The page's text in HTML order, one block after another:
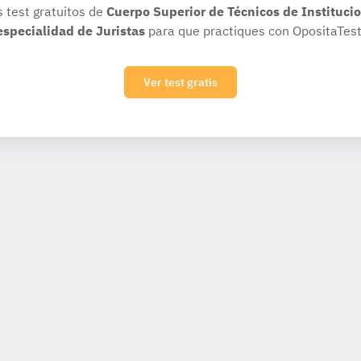
test gratuitos de Cuerpo Superior de Técnicos de
de Juristas para que practiques con
Ver test gratis